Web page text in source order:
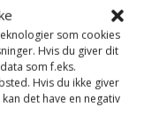
som cookies
Hvis du giver dit
som f.eks.
Hvis du ikke giver
det have en negativ
heste